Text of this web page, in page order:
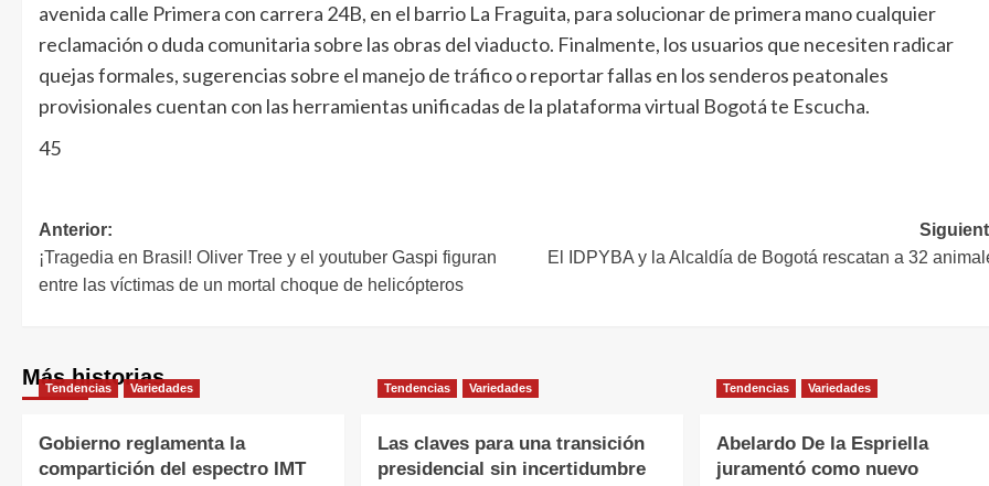
avenida calle Primera con carrera 24B, en el barrio La Fraguita, para solucionar de primera mano cualquier
reclamación o duda comunitaria sobre las obras del viaducto. Finalmente, los usuarios que necesiten radicar
quejas formales, sugerencias sobre el manejo de tráfico o reportar fallas en los senderos peatonales
provisionales cuentan con las herramientas unificadas de la plataforma virtual Bogotá te Escucha.
45
Anterior:
¡Tragedia en Brasil! Oliver Tree y el youtuber Gaspi figuran
entre las víctimas de un mortal choque de helicópteros
El IDPYBA y la Alcaldía de Bogotá rescatan a 32
Más historias
Tendencias Variedades
Gobierno reglamenta la
compartición del espectro IMT
Tendencias Variedades
Las claves para una transición
presidencial sin incertidumbre
Tendencias Variedades
Abelardo De la Espriella
juramentó como nuevo